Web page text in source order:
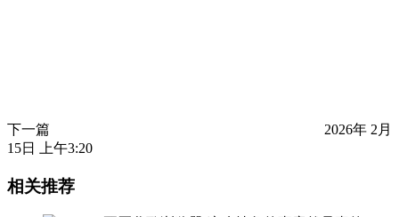
下一篇
2026年 2月
15日 上午3:20
相关推荐